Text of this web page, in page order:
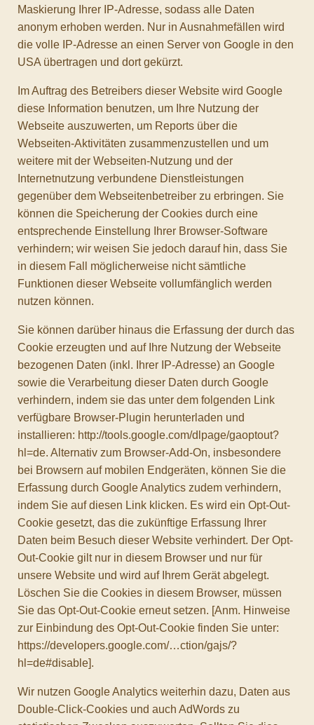
Maskierung Ihrer IP-Adresse, sodass alle Daten
anonym erhoben werden. Nur in Ausnahmefällen wird
die volle IP-Adresse an einen Server von Google in den
USA übertragen und dort gekürzt.
Im Auftrag des Betreibers dieser Website wird Google
diese Information benutzen, um Ihre Nutzung der
Webseite auszuwerten, um Reports über die
Webseiten-Aktivitäten zusammenzustellen und um
weitere mit der Webseiten-Nutzung und der
Internetnutzung verbundene Dienstleistungen
gegenüber dem Webseitenbetreiber zu erbringen. Sie
können die Speicherung der Cookies durch eine
entsprechende Einstellung Ihrer Browser-Software
verhindern; wir weisen Sie jedoch darauf hin, dass Sie
in diesem Fall möglicherweise nicht sämtliche
Funktionen dieser Webseite vollumfänglich werden
nutzen können.
Sie können darüber hinaus die Erfassung der durch das
Cookie erzeugten und auf Ihre Nutzung der Webseite
bezogenen Daten (inkl. Ihrer IP-Adresse) an Google
sowie die Verarbeitung dieser Daten durch Google
verhindern, indem sie das unter dem folgenden Link
verfügbare Browser-Plugin herunterladen und
installieren: http://tools.google.com/dlpage/gaoptout?
hl=de. Alternativ zum Browser-Add-On, insbesondere
bei Browsern auf mobilen Endgeräten, können Sie die
Erfassung durch Google Analytics zudem verhindern,
indem Sie auf diesen Link klicken. Es wird ein Opt-Out-
Cookie gesetzt, das die zukünftige Erfassung Ihrer
Daten beim Besuch dieser Website verhindert. Der Opt-
Out-Cookie gilt nur in diesem Browser und nur für
unsere Website und wird auf Ihrem Gerät abgelegt.
Löschen Sie die Cookies in diesem Browser, müssen
Sie das Opt-Out-Cookie erneut setzen. [Anm. Hinweise
zur Einbindung des Opt-Out-Cookie finden Sie unter:
https://developers.google.com/…ction/gajs/?
hl=de#disable].
Wir nutzen Google Analytics weiterhin dazu, Daten aus
Double-Click-Cookies und auch AdWords zu